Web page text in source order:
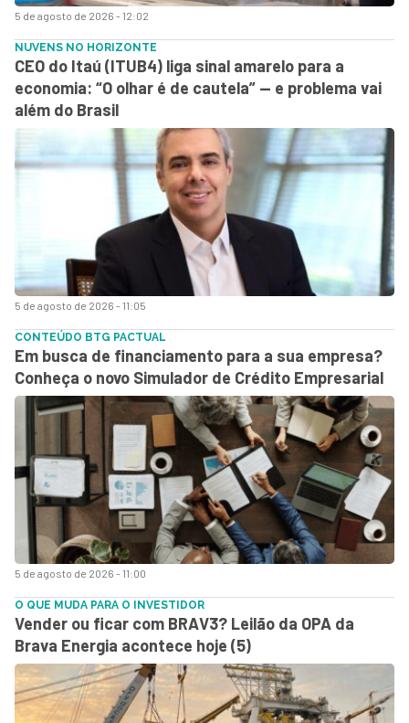
5 de agosto de 2026 - 12:02
5 de agosto de 2026 - 11:05
NUVENS NO HORIZONTE
CEO do Itaú (ITUB4) liga sinal amarelo para a
economia: “O olhar é de cautela” — e problema vai
além do Brasil
5 de agosto de 2026 - 11:00
CONTEÚDO BTG PACTUAL
Em busca de financiamento para a sua empresa?
Conheça o novo Simulador de Crédito Empresarial
O QUE MUDA PARA O INVESTIDOR
Vender ou ficar com BRAV3? Leilão da OPA da
Brava Energia acontece hoje (5)